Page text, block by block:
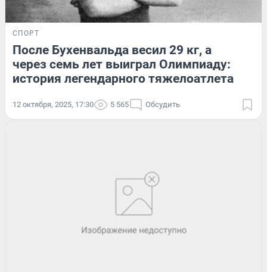
СПОРТ
После Бухенвальда весил 29 кг, а
через семь лет выиграл Олимпиаду:
история легендарного тяжелоатлета
12 октября, 2025, 17:30 5 565 Обсудить